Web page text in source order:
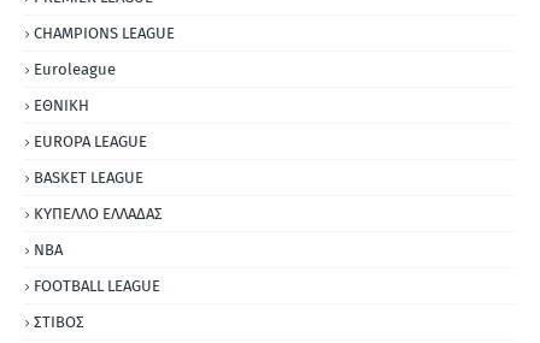
CHAMPIONS LEAGUE
Euroleague
ΕΘΝΙΚΗ
EUROPA LEAGUE
BASKET LEAGUE
ΚΥΠΕΛΛΟ ΕΛΛΑΔΑΣ
NBA
FOOTBALL LEAGUE
ΣΤΙΒΟΣ